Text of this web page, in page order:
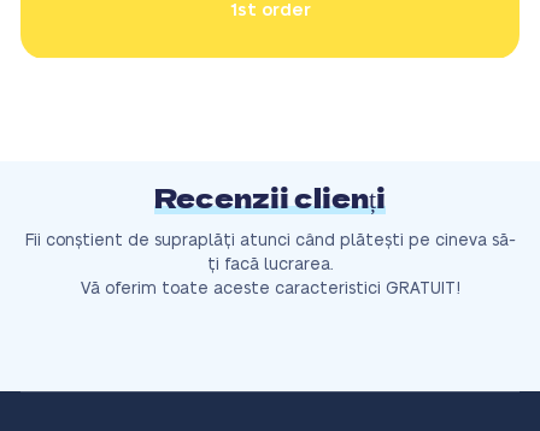
1st order
Recenzii clienți
Fii conștient de supraplăți atunci când plătești pe cineva să-
ți facă lucrarea.
Vă oferim toate aceste caracteristici GRATUIT!